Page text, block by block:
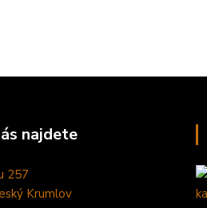
najdete
257
Krumlov